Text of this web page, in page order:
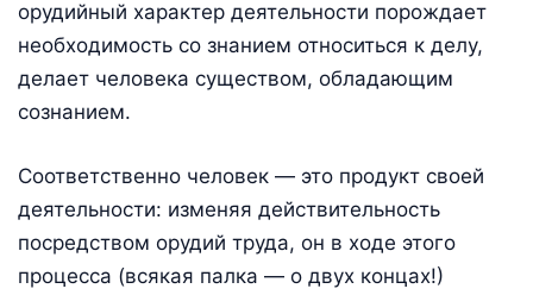
орудийный характер деятельности порождает
необходимость со знанием относиться к делу,
делает человека существом, обладающим
сознанием.
Соответственно человек — это продукт своей
деятельности: изменяя действительность
посредством орудий труда, он в ходе этого
процесса (всякая палка — о двух концах!)